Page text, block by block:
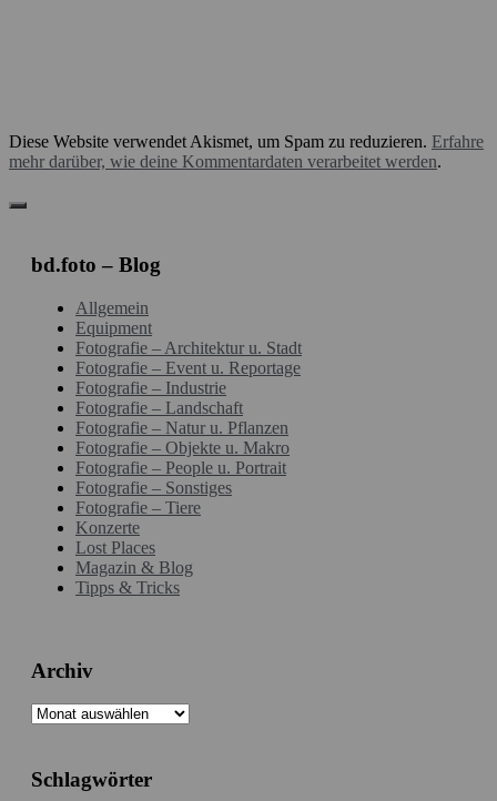
Diese Website verwendet Akismet, um Spam zu reduzieren. Erfahre
mehr darüber, wie deine Kommentardaten verarbeitet werden.
bd.foto – Blog
Allgemein
Equipment
Fotografie – Architektur u. Stadt
Fotografie – Event u. Reportage
Fotografie – Industrie
Fotografie – Landschaft
Fotografie – Natur u. Pflanzen
Fotografie – Objekte u. Makro
Fotografie – People u. Portrait
Fotografie – Sonstiges
Fotografie – Tiere
Konzerte
Lost Places
Magazin & Blog
Tipps & Tricks
Archiv
Archiv
Schlagwörter